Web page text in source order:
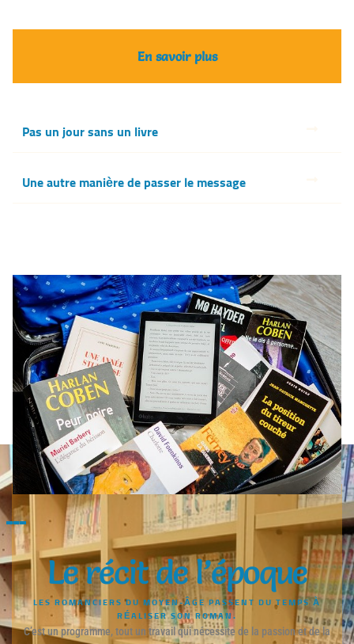
En savoir plus
Pas un jour sans un livre
Une autre manière de passer le message
Le récit de l’époque
LES ROMANCIERS DU MOYEN-ÂGE PASSENT DU TEMPS À
RÉALISER SON ROMAN.
C’est un programme, tout un travail qui nécessite de la passion et de la